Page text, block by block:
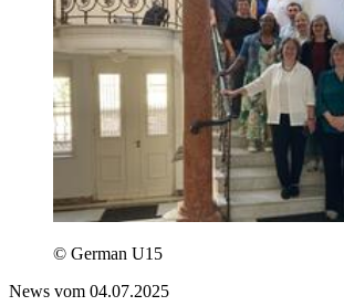
© German U15
News vom 04.07.2025